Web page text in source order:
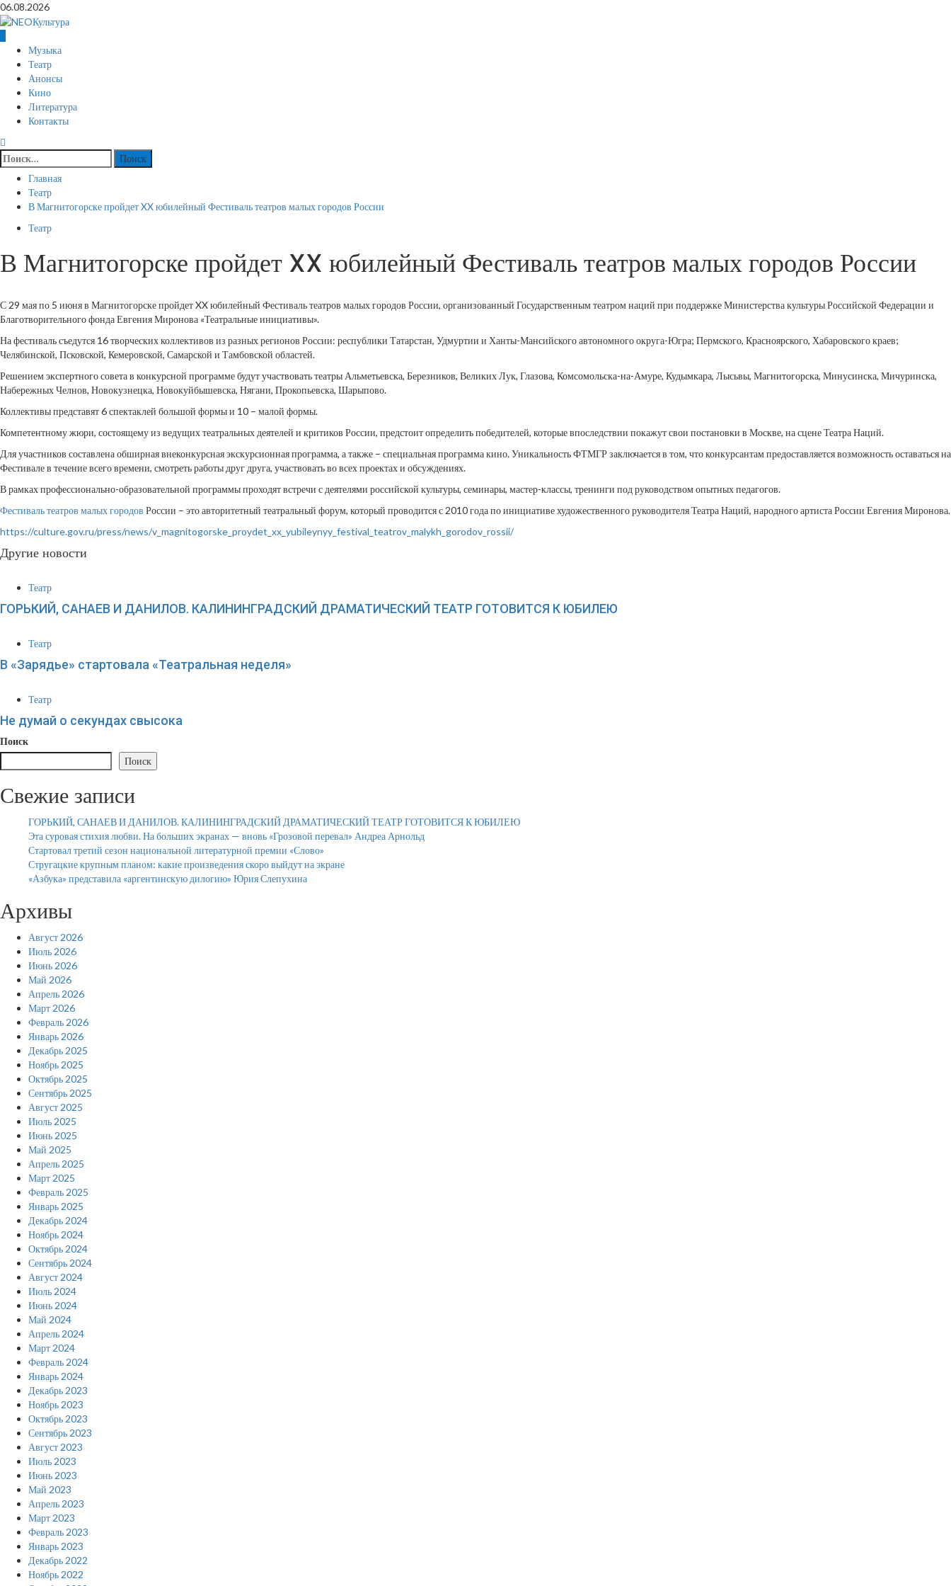
Перейти
к
содержимому
06.08.2026
Основное
меню
Музыка
Театр
Анонсы
Кино
Литература
Контакты
Найти:
Главная
Театр
В Магнитогорске пройдет XX юбилейный Фестиваль театров малых городов России
Театр
В Магнитогорске пройдет XX юбилейный Фестиваль театров малых городов России
С 29 мая по 5 июня в Магнитогорске пройдет XX юбилейный Фестиваль театров малых городов России, организованный Государственным театром наций при поддержке Министерства культуры Российской Федерации и
Благотворительного фонда Евгения Миронова «Театральные инициативы».
На фестиваль съедутся 16 творческих коллективов из разных регионов России: республики Татарстан, Удмуртии и Ханты-Мансийского автономного округа-Югра; Пермского, Красноярского, Хабаровского краев;
Челябинской, Псковской, Кемеровской, Самарской и Тамбовской областей.
Решением экспертного совета в конкурсной программе будут участвовать театры Альметьевска, Березников, Великих Лук, Глазова, Комсомольска-на-Амуре, Кудымкара, Лысьвы, Магнитогорска, Минусинска, Мичуринска,
Набережных Челнов, Новокузнецка, Новокуйбышевска, Нягани, Прокопьевска, Шарыпово.
Коллективы представят 6 спектаклей большой формы и 10 – малой формы.
Компетентному жюри, состоящему из ведущих театральных деятелей и критиков России, предстоит определить победителей, которые впоследствии покажут свои постановки в Москве, на сцене Театра Наций.
Для участников составлена обширная внеконкурсная экскурсионная программа, а также – специальная программа кино. Уникальность ФТМГР заключается в том, что конкурсантам предоставляется возможность оставаться на
Фестивале в течение всего времени, смотреть работы друг друга, участвовать во всех проектах и обсуждениях.
В рамках профессионально-образовательной программы проходят встречи с деятелями российской культуры, семинары, мастер-классы, тренинги под руководством опытных педагогов.
Фестиваль театров малых городов России – это авторитетный театральный форум, который проводится с 2010 года по инициативе художественного руководителя Театра Наций, народного артиста России Евгения Миронова.
https://culture.gov.ru/press/news/v_magnitogorske_proydet_xx_yubileynyy_festival_teatrov_malykh_gorodov_rossii/
Другие новости
Театр
ГОРЬКИЙ, САНАЕВ И ДАНИЛОВ. КАЛИНИНГРАДСКИЙ ДРАМАТИЧЕСКИЙ ТЕАТР ГОТОВИТСЯ К ЮБИЛЕЮ
Театр
В «Зарядье» стартовала «Театральная неделя»
Театр
Не думай о секундах свысока
Поиск
Поиск
Свежие записи
ГОРЬКИЙ, САНАЕВ И ДАНИЛОВ. КАЛИНИНГРАДСКИЙ ДРАМАТИЧЕСКИЙ ТЕАТР ГОТОВИТСЯ К ЮБИЛЕЮ
Эта суровая стихия любви. На больших экранах — вновь «Грозовой перевал» Андреа Арнольд
Стартовал третий сезон национальной литературной премии «Слово»
Стругацкие крупным планом: какие произведения скоро выйдут на экране
«Азбука» представила «аргентинскую дилогию» Юрия Слепухина
Архивы
Август 2026
Июль 2026
Июнь 2026
Май 2026
Апрель 2026
Март 2026
Февраль 2026
Январь 2026
Декабрь 2025
Ноябрь 2025
Октябрь 2025
Сентябрь 2025
Август 2025
Июль 2025
Июнь 2025
Май 2025
Апрель 2025
Март 2025
Февраль 2025
Январь 2025
Декабрь 2024
Ноябрь 2024
Октябрь 2024
Сентябрь 2024
Август 2024
Июль 2024
Июнь 2024
Май 2024
Апрель 2024
Март 2024
Февраль 2024
Январь 2024
Декабрь 2023
Ноябрь 2023
Октябрь 2023
Сентябрь 2023
Август 2023
Июль 2023
Июнь 2023
Май 2023
Апрель 2023
Март 2023
Февраль 2023
Январь 2023
Декабрь 2022
Ноябрь 2022